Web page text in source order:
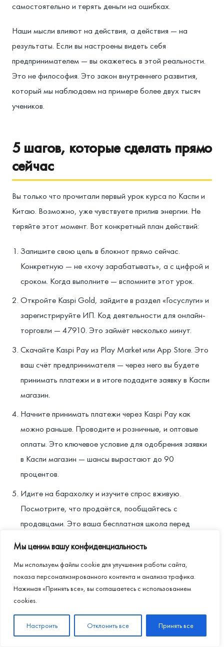
Мы ценим вашу конфиденциальность
Мы используем файлы cookie для улучшения работы сайта,
показа персонализированного контента и анализа трафика.
Нажимая «Принять все», вы соглашаетесь с использованием
cookies.
Настроить Отклонить все Принять все
самостоятельно и терять деньги на ошибках.
Наши мысли влияют на действия, а действия — на
результаты. Если вы настроены видеть себя
предпринимателем — вы окажетесь в этой реальности.
Это не философия. Это закон внутреннего развития,
который мы наблюдаем на примере более двух тысяч
учеников.
5 шагов, которые сделать прямо
сейчас
Вы только что прочитали первый урок курса по Каспи и
Китаю. Возможно, уже чувствуете прилив энергии. Не
теряйте этот момент. Вот конкретный план действий:
Запишите свою цель в блокнот прямо сейчас.
Конкретную — не «хочу зарабатывать», а с цифрой и
сроком. Когда выполните — вспомните этот урок.
Откройте Kaspi Gold, зайдите в раздел «Госуслуги» и
зарегистрируйте ИП. Код деятельности для онлайн-
торговли — 47910. Это займёт несколько минут.
Скачайте Kaspi Pay из Play Market или App Store. Это
ваш счёт предпринимателя — через него вы будете
принимать платежи и в итоге подадите заявку в Каспи
магазин.
Начните принимать платежи через Kaspi Pay как
можно раньше. Проводите и розничные, и оптовые
оплаты. Это ключевое условие для одобрения заявки
в Каспи магазин — шансы вырастают до 90
процентов.
Идите на барахолку и изучите спрос вживую.
Посмотрите, что продаётся, пообщайтесь с
продавцами. Это ваша бесплатная школа перед
магазин. Не сидите и не ждите — к моменту подачи у
вас уже должна быть история платежей в Kaspi Pay.
пропустить второй урок. В нём — конкретные
действия и стратегии для дохода до 500 тысяч тенге